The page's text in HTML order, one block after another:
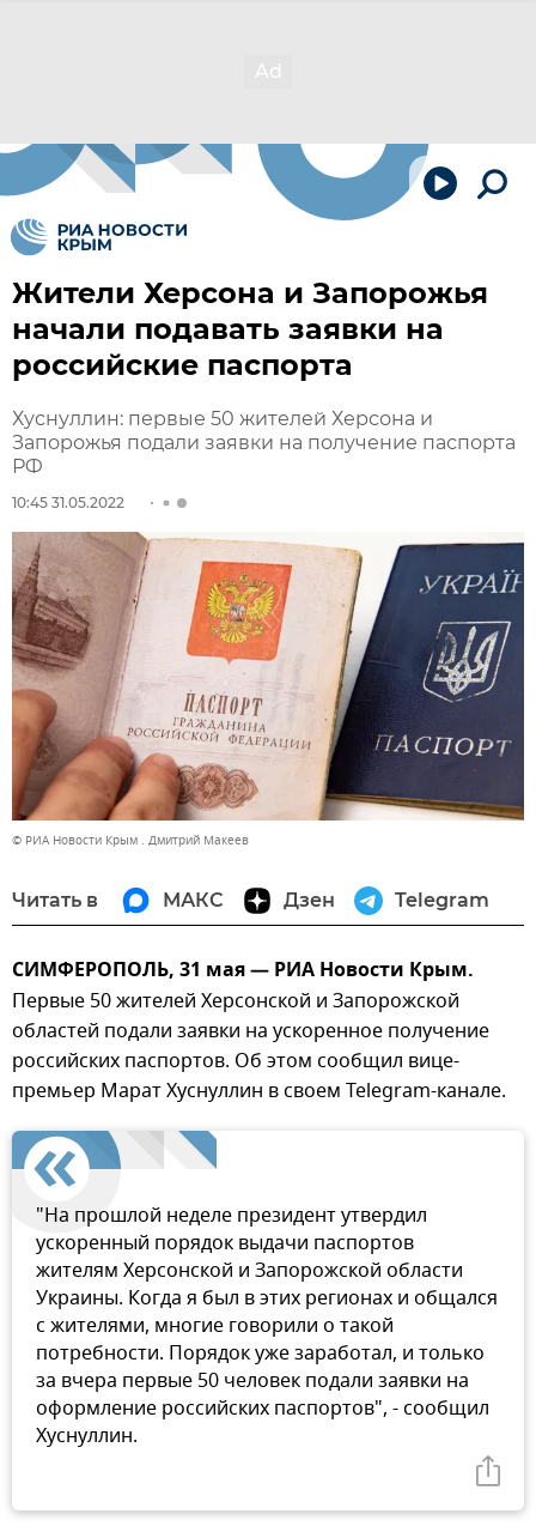
Жители Херсона и Запорожья
начали подавать заявки на
российские паспорта
Хуснуллин: первые 50 жителей Херсона и
Запорожья подали заявки на получение паспорта
РФ
10:45 31.05.2022
© РИА Новости Крым . Дмитрий Макеев
Читать в МАКС Дзен Telegram
СИМФЕРОПОЛЬ, 31 мая — РИА Новости Крым.
Первые 50 жителей Херсонской и Запорожской
областей подали заявки на ускоренное получение
российских паспортов. Об этом сообщил вице-
премьер Марат Хуснуллин в своем Telegram-канале.
"На прошлой неделе президент утвердил
ускоренный порядок выдачи паспортов
жителям Херсонской и Запорожской области
Украины. Когда я был в этих регионах и общался
с жителями, многие говорили о такой
потребности. Порядок уже заработал, и только
за вчера первые 50 человек подали заявки на
оформление российских паспортов", - сообщил
Хуснуллин.